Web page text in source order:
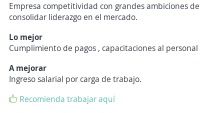
Empresa competitividad con grandes ambiciones de
consolidar liderazgo en el mercado.
Lo mejor
Cumplimiento de pagos , capacitaciones al personal
A mejorar
Ingreso salarial por carga de trabajo.
Recomienda trabajar aquí